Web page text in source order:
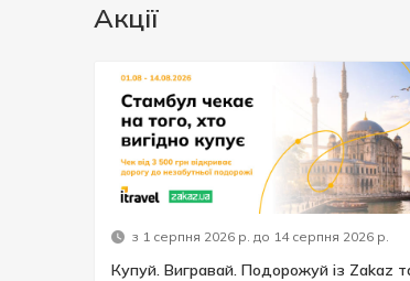
Акції
з 1 серпня 2026 р. до 14 серпня 2026 р.
Купуй. Вигравай. Подорожуй із Zakaz